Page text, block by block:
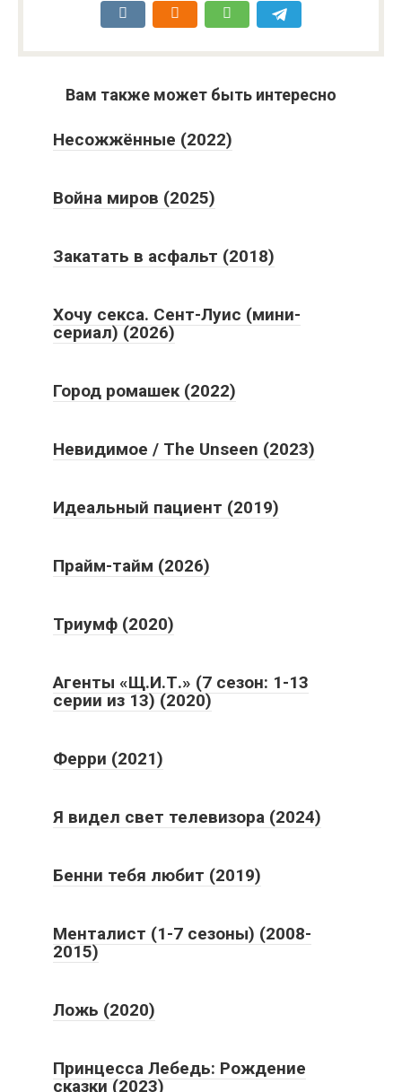
Вам также может быть интересно
Несожжённые (2022)
Война миров (2025)
Закатать в асфальт (2018)
Хочу секса. Сент-Луис (мини-
сериал) (2026)
Город ромашек (2022)
Невидимое / The Unseen (2023)
Идеальный пациент (2019)
Прайм-тайм (2026)
Триумф (2020)
Агенты «Щ.И.Т.» (7 сезон: 1-13
серии из 13) (2020)
Ферри (2021)
Я видел свет телевизора (2024)
Бенни тебя любит (2019)
Менталист (1-7 сезоны) (2008-
2015)
Ложь (2020)
Принцесса Лебедь: Рождение
сказки (2023)